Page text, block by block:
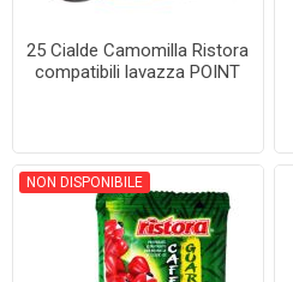
25 Cialde Camomilla Ristora
compatibili lavazza POINT
NON DISPONIBILE